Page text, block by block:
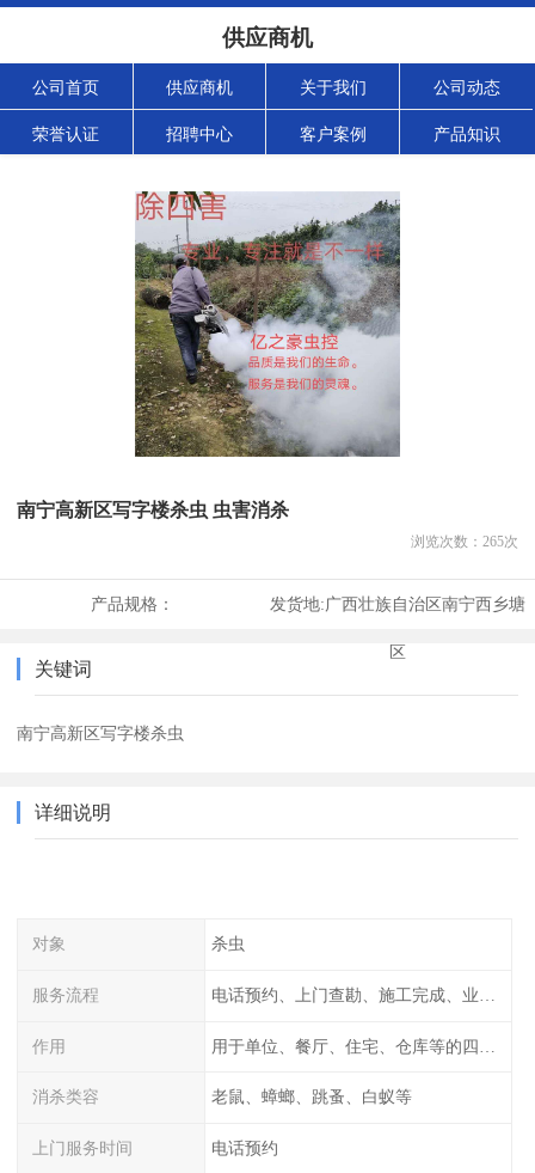
供应商机
公司首页 供应商机 关于我们 公司动态
荣誉认证 招聘中心 客户案例 产品知识
南宁高新区写字楼杀虫 虫害消杀
浏览次数： 265次
产品规格： 发货地:广西壮族自治区南宁西乡塘
区
关键词
南宁高新区写字楼杀虫
详细说明
对象 杀虫
服务流程
作用
消杀类容 老鼠、蟑螂、跳蚤、白蚁等
上门服务时间 电话预约